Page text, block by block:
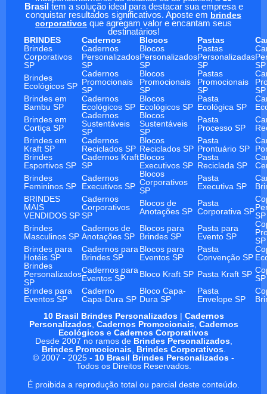
Brasil tem a solução ideal para destacar sua empresa e
conquistar resultados significativos. Aposte em brindes
corporativos que agregam valor e encantam seus
destinatários!
BRINDES
Cadernos Blocos Pastas
Brindes
Corporativos
SP
Cadernos
Personalizados
SP
Blocos
Personalizados
SP
Pastas
Personalizadas
SP
SP
Brindes
Ecológicos SP
Cadernos
Promocionais
SP
Blocos
Promocionais
SP
Pastas
Promocionais
SP
SP
Brindes em
Bambu SP
Cadernos
Ecológicos SP
Blocos
Ecológicos SP
Pasta
Ecológica SP
Brindes em
Cortiça SP
Cadernos
Sustentáveis
SP
Blocos
Sustentáveis
SP
Pasta
Processo SP
Brindes em
Kraft SP
Cadernos
Reciclados SP
Blocos
Reciclados SP
Pasta
Prontuário SP
Brindes
Esportivos SP
Cadernos Kraft
SP
Blocos
Executivos SP
Pasta
Reciclada SP
Brindes
Femininos SP
Cadernos
Executivos SP
Blocos
Corporativos
SP
Pasta
Executiva SP
BRINDES
MAIS
VENDIDOS SP
Cadernos
Corporativos
SP
Blocos de
Anotações SP
Pasta
Corporativa SPSP
Brindes
Masculinos SP
Cadernos de
Anotações SP
Blocos para
Brindes SP
Pasta para
Evento SP
SP
Brindes para
Hotéis SP
Cadernos para
Brindes SP
Blocos para
Eventos SP
Pasta
Convenção SP
Brindes
Personalizados
SP
Cadernos para
Eventos SP
Bloco Kraft SP Pasta Kraft SP SP
Brindes para
Eventos SP
Caderno
Capa-Dura SP
Bloco Capa-
Dura SP
Pasta
Envelope SP
10 Brasil Brindes Personalizados| Cadernos
Personalizados, Cadernos Promocionais, Cadernos
Ecológicos e Cadernos Corporativos
Desde 2007 no ramos de Brindes Personalizados,
Brindes Promocionais, Brindes Corporativos.
© 2007 - 2025 - 10 Brasil Brindes Personalizados -
Todos os Direitos Reservados.
É proibida a reprodução total ou parcial deste conteúdo.